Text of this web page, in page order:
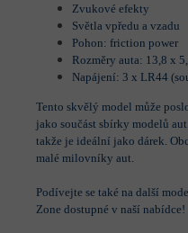
Zvukové efekty
Světla vpředu a vzadu
Pohon: friction power
Rozměry auta: 13,8 x
Napájení: 3 x LR44
Tento skvělý model může
jako součást sbírky modelů
takže je ideální jako dárek.
malé milovníky aut.
Podívejte se také na další
Zone dostupné v naší nabídce!